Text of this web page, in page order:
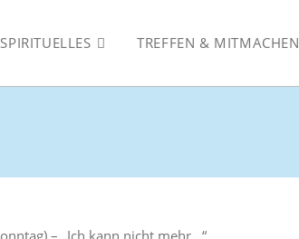
SPIRITUELLES TREFFEN & MITMACHEN